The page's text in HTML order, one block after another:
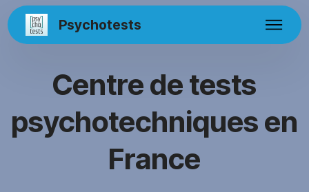
Psychotests
Centre de tests
psychotechniques en
France